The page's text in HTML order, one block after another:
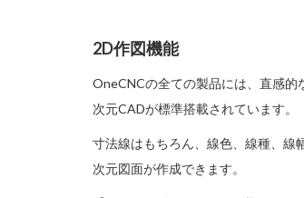
2D作図機能
OneCNCの全ての製品には、直感的
次元CADが標準搭載されています。
寸法線はもちろん、線色、線種、線
次元図面が作成できます。